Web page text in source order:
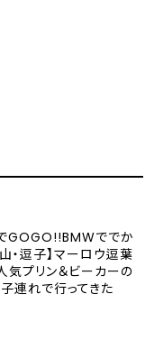
GOGO!!BMWででか
山・逗子】マーロウ逗葉
気プリン＆ビーカーの
連れで行ってきた